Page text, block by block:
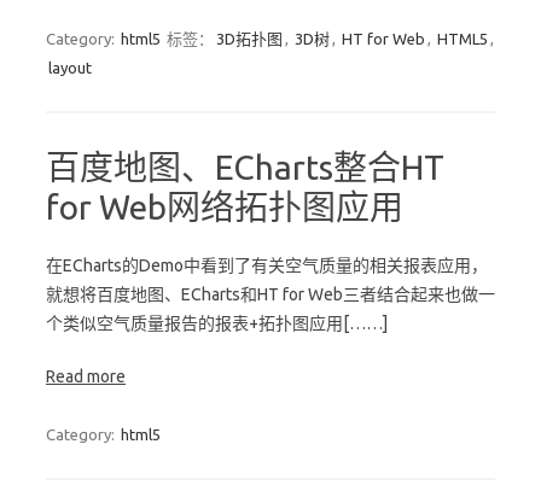
Category: html5 标签： 3D拓扑图 , 3D树, HT for Web , HTML5 ,
layout
百度地图、ECharts整合HT
for Web网络拓扑图应用
在ECharts的Demo中看到了有关空气质量的相关报表应用，
就想将百度地图、ECharts和HT for Web三者结合起来也做一
个类似空气质量报告的报表+拓扑图应用[……]
Read more
Category: html5